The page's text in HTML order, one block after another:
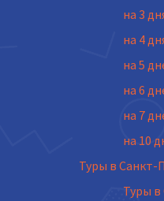
на 3
на 4
на 5
на 6
на 7
на 10
Туры в Санкт-
Туры в